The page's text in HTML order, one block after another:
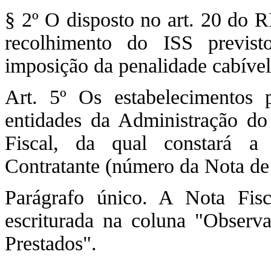
§ 2º O disposto no art. 20 do
recolhimento do ISS
imposição da penalidade
Art. 5º Os estabelecimentos
entidades da Administração
Fiscal, da qual constará a
Contratante (número da Nota
Parágrafo único. A Nota
escriturada na coluna
Prestados".